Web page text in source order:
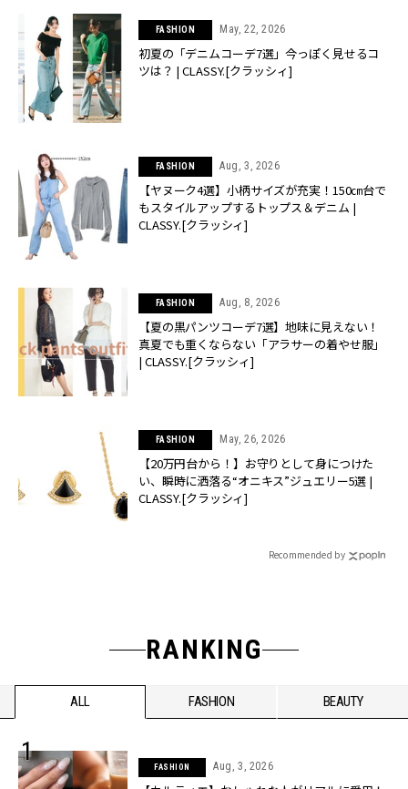
FASHION May, 22, 2026
初夏の「デニムコーデ7選」今っぽく見せるコ
ツは？ | CLASSY.[クラッシィ]
FASHION Aug, 3, 2026
【ヤヌーク4選】小柄サイズが充実！150㎝台で
もスタイルアップするトップス＆デニム |
CLASSY.[クラッシィ]
FASHION Aug, 8, 2026
【夏の黒パンツコーデ7選】地味に見えない！
真夏でも重くならない「アラサーの着やせ服」
| CLASSY.[クラッシィ]
FASHION May, 26, 2026
【20万円台から！】お守りとして身につけた
い、瞬時に洒落る“オニキス”ジュエリー5選 |
CLASSY.[クラッシィ]
Recommended by
RANKING
ALL FASHION BEAUTY
FASHION Aug, 3, 2026